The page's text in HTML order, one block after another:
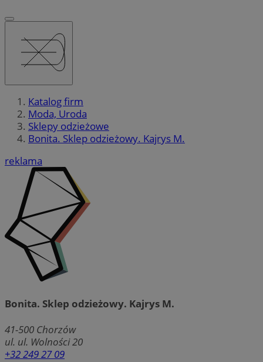
Katalog firm
Moda, Uroda
Sklepy odzieżowe
Bonita. Sklep odzieżowy. Kajrys M.
reklama
Bonita. Sklep odzieżowy. Kajrys M.
41-500 Chorzów
ul. ul. Wolności 20
+32 249 27 09